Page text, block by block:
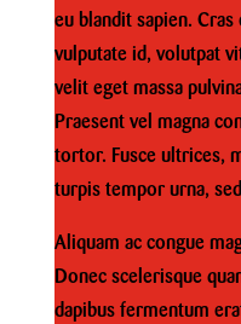
eu blandit sapien.
vulputate id, volutpat
velit eget massa
Praesent vel magna
tortor. Fusce ultrices,
turpis tempor urna,
Aliquam ac congue
Donec scelerisque
dapibus fermentum